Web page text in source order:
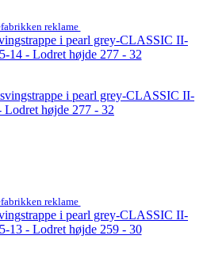
reklame
i pearl grey-CLASSIC II-
højde 277 - 32
reklame